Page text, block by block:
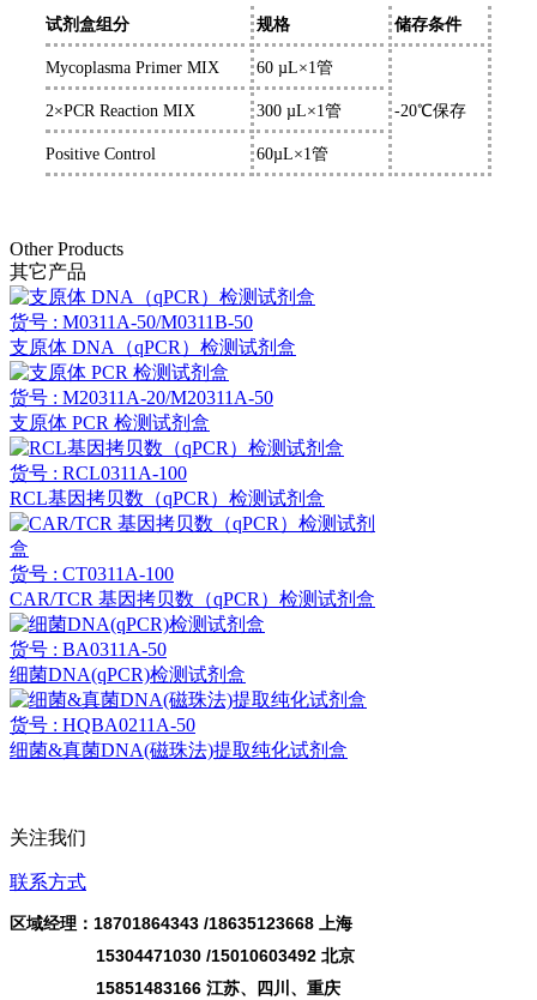
试剂盒组分 规格 储存条件
Mycoplasma Primer MIX 60 µL×1管
-20℃保存
2×PCR Reaction MIX 300 µL×1 管
Positive Control 60µL×1管
Other Products
其它产品
货号 : M0311A-50/M0311B-50
支原体 DNA（qPCR）检测试剂盒
货号 : M20311A-20/M20311A-50
支原体 PCR 检测试剂盒
货号 : RCL0311A-100
RCL基因拷贝数（qPCR）检测试剂盒
货号 : CT0311A-100
CAR/TCR 基因拷贝数（qPCR）检测试剂盒
货号 : BA0311A-50
细菌DNA(qPCR)检测试剂盒
货号 : HQBA0211A-50
细菌&真菌DNA(磁珠法)提取纯化试剂盒
关注我们
联系方式
区域经理：18701864343 /18635123668 上海
15304471030 /15010603492 北京
15851483166 江苏、四川、重庆